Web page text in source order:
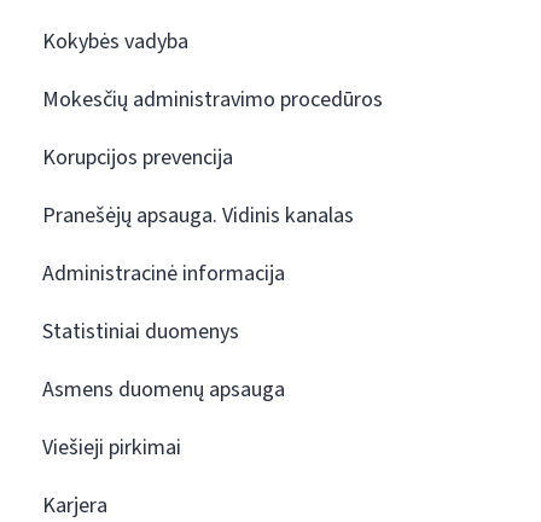
Kokybės vadyba
Mokesčių administravimo procedūros
Korupcijos prevencija
Pranešėjų apsauga. Vidinis kanalas
Administracinė informacija
Statistiniai duomenys
Asmens duomenų apsauga
Viešieji pirkimai
Karjera